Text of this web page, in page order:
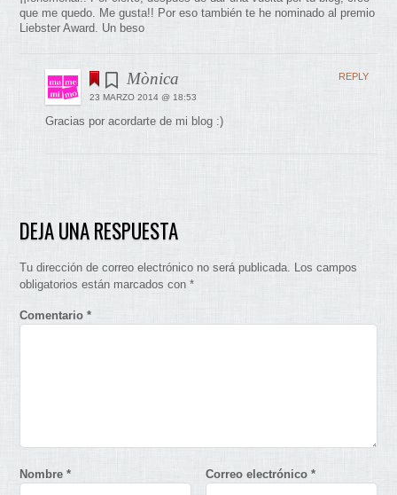
que me quedo. Me gusta!! Por eso también te he nominado al premio
Liebster Award. Un beso
Mònica
23 MARZO 2014 @ 18:53
Gracias por acordarte de mi blog :)
REPLY
DEJA UNA RESPUESTA
Tu dirección de correo electrónico no será publicada. Los campos
obligatorios están marcados con*
Comentario*
Nombre* Correo electrónico*